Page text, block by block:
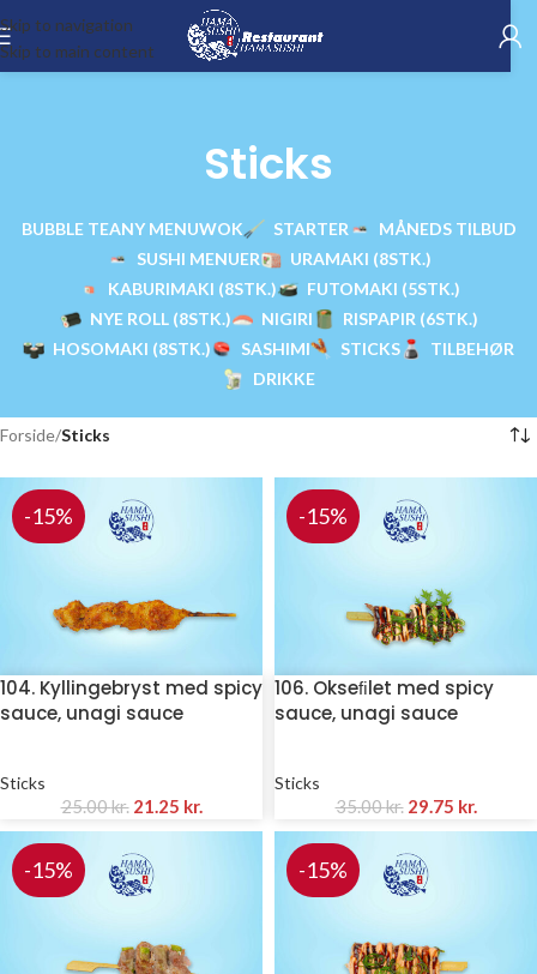
Skip to navigation
Skip to main content
Sticks
BUBBLE TEANY MENUWOK STARTER
MÅNEDS TILBUD
SUSHI MENUER
URAMAKI (8STK.)
KABURIMAKI (8STK.)
FUTOMAKI (5STK.)
NYE ROLL (8STK.)
NIGIRI
RISPAPIR (6STK.)
HOSOMAKI (8STK.)
SASHIMI STICKS
TILBEHØR
DRIKKE
Forside/Sticks
-15%
104. Kyllingebryst med spicy
sauce, unagi sauce
Sticks
25.00kr. 21.25 kr.
-15%
106. Okseﬁlet med spicy
sauce, unagi sauce
Sticks
35.00kr. 29.75 kr.
-15% -15%